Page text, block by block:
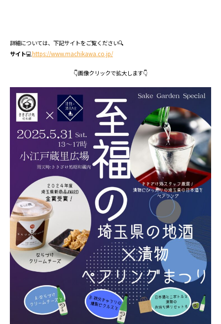
詳細については、下記サイトをご覧ください🔍
サイト💻https://www.machikawa.co.jp/
👇画像クリックで拡大します👇